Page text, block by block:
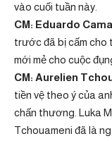
vào cuối tuần này.
CM: Eduardo
trước đã bị cấm cho
mới mẻ cho cuộc
CM: Aurelien
tiền vệ theo ý của
chấn thương. Luka
Tchouameni đã là